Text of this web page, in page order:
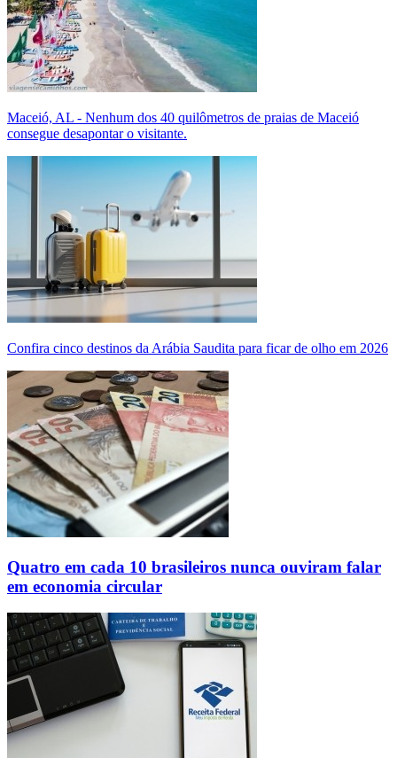
Maceió, AL - Nenhum dos 40 quilômetros de praias de Maceió
consegue desapontar o visitante.
Confira cinco destinos da Arábia Saudita para ficar de olho em 2026
Quatro em cada 10 brasileiros nunca ouviram falar
em economia circular